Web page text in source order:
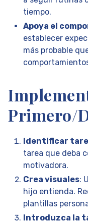
tiempo.
Apoya el
establecer
más probable
Primero/
Identificar
tarea que deba
motivadora.
Crea visuales:
hijo entienda.
plantillas
Introduzca la